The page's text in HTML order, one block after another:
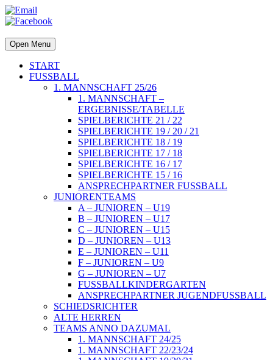
Open Menu
START
FUSSBALL
1. MANNSCHAFT 25/26
1. MANNSCHAFT –
ERGEBNISSE/TABELLE
SPIELBERICHTE 21 / 22
SPIELBERICHTE 19 / 20 / 21
SPIELBERICHTE 18 / 19
SPIELBERICHTE 17 / 18
SPIELBERICHTE 16 / 17
SPIELBERICHTE 15 / 16
ANSPRECHPARTNER FUSSBALL
JUNIORENTEAMS
A – JUNIOREN – U19
B – JUNIOREN – U17
C – JUNIOREN – U15
D – JUNIOREN – U13
E – JUNIOREN – U11
F – JUNIOREN – U9
G – JUNIOREN – U7
FUSSBALLKINDERGARTEN
ANSPRECHPARTNER JUGENDFUSSBALL
SCHIEDSRICHTER
ALTE HERREN
TEAMS ANNO DAZUMAL
1. MANNSCHAFT 24/25
1. MANNSCHAFT 22/23/24